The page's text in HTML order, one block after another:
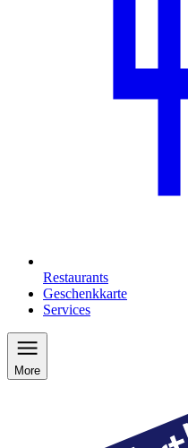
Restaurants
Geschenkkarte
Services
More